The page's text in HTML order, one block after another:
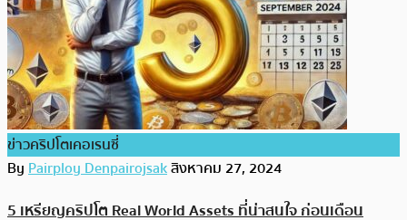
ข่าวคริปโตเคอเรนซี่
ByPairploy Denpairojsakสิงหาคม 27, 2024
5 เหรียญคริปโต Real World Assets ที่น่าสนใจ ก่อนเดือน